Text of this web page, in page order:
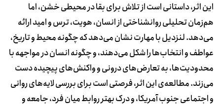
این اثر، داستانی است از تلاش برای بقا در محیطی خشن، اما
هم‌زمان تحلیلی روان‎شناختی از انسان، هویت، ترس و امید ارائه
می‌دهد. لنزدیل با مهارت نشان می‌دهد که چگونه محیط و تاریخ،
عواطف و انتخاب‌ها را شکل می‌دهند، و چگونه انسان در مواجهه با
محدودیت‌ها، به تعارض‌های درونی و واکنش‌های پیچیده دست
می‌زند. مطالعه‌ی این اثر، فرصتی است برای بررسی لایه‌های روانی
و اجتماعی جنوب آمریکا، و درک بهتر روابط میان فرد، جامعه و